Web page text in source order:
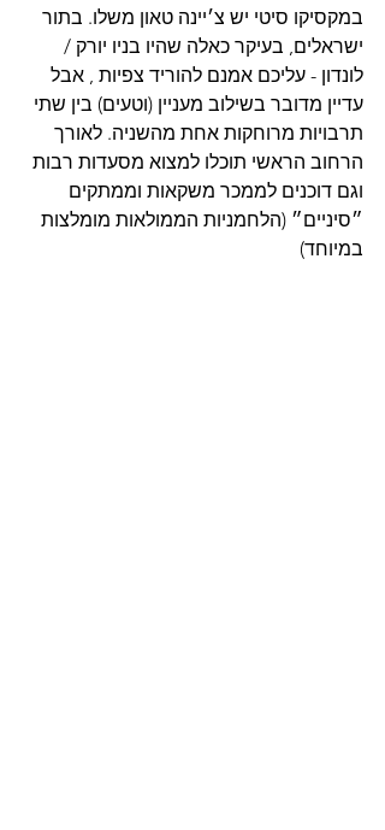
במקסיקו סיטי יש צ׳יינה טאון משלו. בתור
ישראלים, בעיקר כאלה שהיו בניו יורק /
לונדון - עליכם אמנם להוריד צפיות , אבל
עדיין מדובר בשילוב מעניין (וטעים) בין שתי
תרבויות מרוחקות אחת מהשניה. לאורך
הרחוב הראשי תוכלו למצוא מסעדות רבות
וגם דוכנים לממכר משקאות וממתקים
״סיניים״ (הלחמניות הממולאות מומלצות
במיוחד)